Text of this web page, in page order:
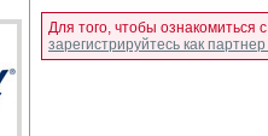
Для того, чтобы ознакомиться
зарегистрируйтесь как